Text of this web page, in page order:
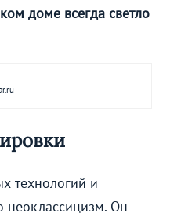
доме всегда светло
технологий и
неоклассицизм. Он